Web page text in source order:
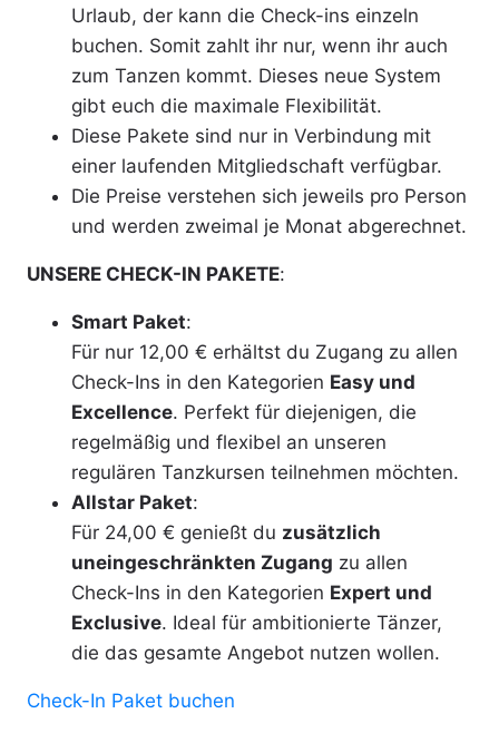
Urlaub, der kann die Check-ins einzeln
buchen. Somit zahlt ihr nur, wenn ihr auch
zum Tanzen kommt. Dieses neue System
gibt euch die maximale Flexibilität.
Diese Pakete sind nur in Verbindung mit
einer laufenden Mitgliedschaft verfügbar.
Die Preise verstehen sich jeweils pro Person
und werden zweimal je Monat abgerechnet.
UNSERE CHECK-IN PAKETE:
Smart Paket:
Für nur 12,00 € erhältst du Zugang zu allen
Check-Ins in den Kategorien Easy und
Excellence. Perfekt für diejenigen, die
regelmäßig und flexibel an unseren
regulären Tanzkursen teilnehmen möchten.
Allstar Paket:
Für 24,00 € genießt du zusätzlich
uneingeschränkten Zugang zu allen
Check-Ins in den Kategorien Expert und
Exclusive. Ideal für ambitionierte Tänzer,
die das gesamte Angebot nutzen wollen.
Check-In Paket buchen